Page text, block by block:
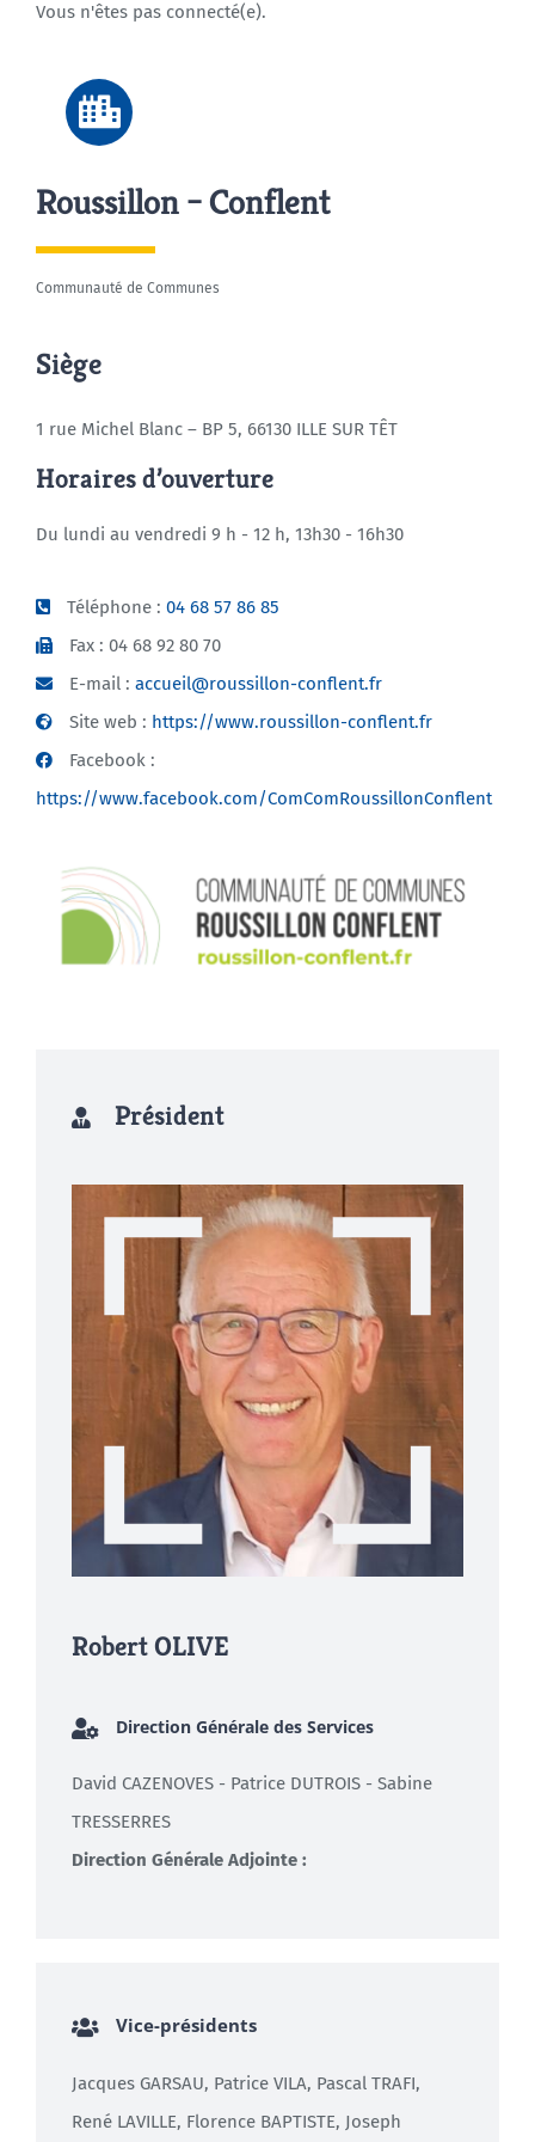
Municipales 2026
Vous n'êtes pas connecté(e).
Roussillon – Conflent
Communauté de Communes
Siège
1 rue Michel Blanc – BP 5, 66130 ILLE SUR TÊT
Horaires d’ouverture
Du lundi au vendredi 9 h - 12 h, 13h30 - 16h30
Téléphone : 04 68 57 86 85
Fax : 04 68 92 80 70
E-mail : accueil@roussillon-conflent.fr
Site web : https://www.roussillon-conflent.fr
Facebook :
https://www.facebook.com/ComComRoussillonConflent
Président
Robert OLIVE
Direction Générale des Services
David CAZENOVES - Patrice DUTROIS - Sabine
TRESSERRES
Direction Générale Adjointe :
Vice-présidents
Jacques GARSAU, Patrice VILA, Pascal TRAFI,
René LAVILLE, Florence BAPTISTE, Joseph